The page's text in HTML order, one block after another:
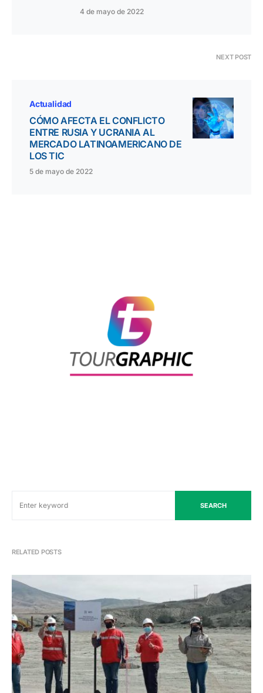
4 de mayo de 2022
NEXT POST
Actualidad
CÓMO AFECTA EL CONFLICTO
ENTRE RUSIA Y UCRANIA AL
MERCADO LATINOAMERICANO DE
LOS TIC
5 de mayo de 2022
SEARCH
RELATED POSTS